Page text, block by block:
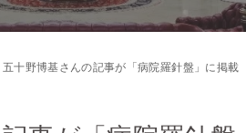
五十野博基さんの記事が「病院羅針盤」に掲載